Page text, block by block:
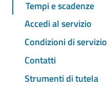
Tempi e scadenze
Accedi al servizio
Condizioni di servizio
Contatti
Strumenti di tutela